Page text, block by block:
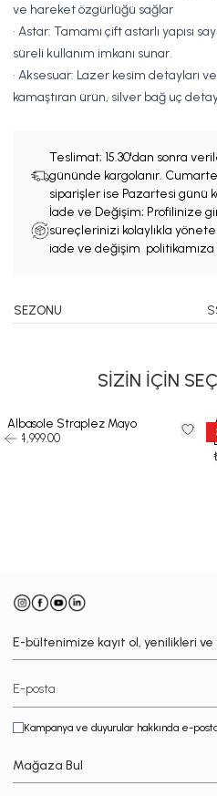
ve hareket özgürlüğü sağlar
• Astar: Tamamı çift astarlı yapısı
süreli kullanım imkanı sunar.
• Aksesuar: Lazer kesim detayları
kamaştıran ürün, silver bağ uç
Teslimat; 15.30'dan sonra
gününde kargolanır.
siparişler ise Pazartesi günü
İade ve Değişim; Profilinize
süreçlerinizi kolaylıkla
iade ve değişim politikamıza
SEZONU
SİZİN İÇİN
Albasole Straplez Mayo
₺ 14,999.00
E-bültenimize kayıt ol, yenilikleri
Kampanya ve duyurular hakkında e-
Mağaza Bul